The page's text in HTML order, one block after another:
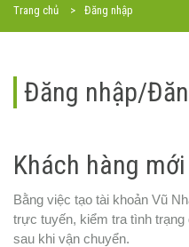
Trang chủ Đăng nhập
Đăng nhập/
Khách hàng mới
Bằng việc tạo tài khoản Vũ
trực tuyến, kiểm tra tình trạng
sau khi vận chuyển.